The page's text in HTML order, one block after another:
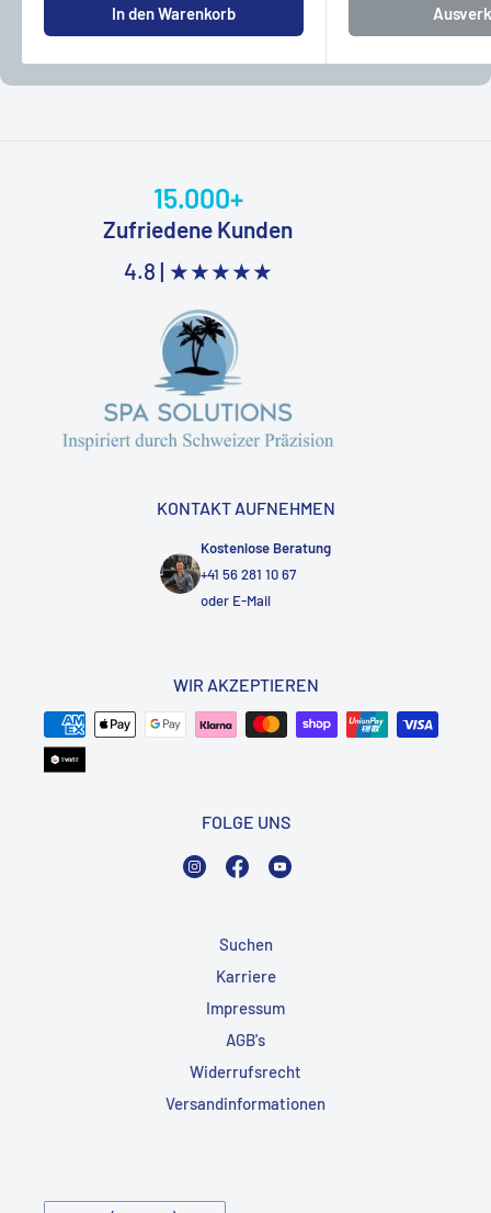
In den Warenkorb
15.000+
Zufriedene Kunden
4.8 | ★★★★★
KONTAKT AUFNEHMEN
Kostenlose Beratung
+41 56 281 10 67
oder E-Mail
WIR AKZEPTIEREN
FOLGE UNS
InstagramFacebook
Suchen
Karriere
Impressum
AGB's
Widerrufsrecht
Versandinformationen